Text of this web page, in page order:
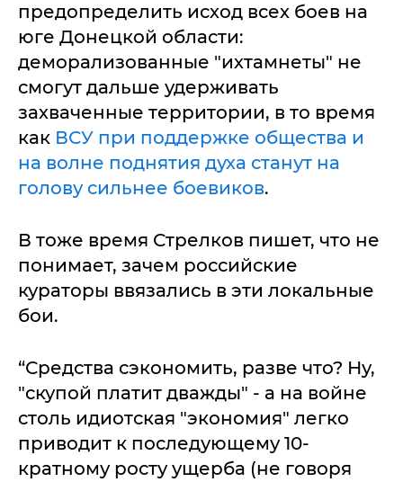
предопределить исход всех боев на
юге Донецкой области:
деморализованные "ихтамнеты" не
смогут дальше удерживать
захваченные территории, в то время
как ВСУ при поддержке общества и
на волне поднятия духа станут на
голову сильнее боевиков.
В тоже время Стрелков пишет, что не
понимает, зачем российские
кураторы ввязались в эти локальные
бои.
“Средства сэкономить, разве что? Ну,
"скупой платит дважды" - а на войне
столь идиотская "экономия" легко
приводит к последующему 10-
кратному росту ущерба (не говоря